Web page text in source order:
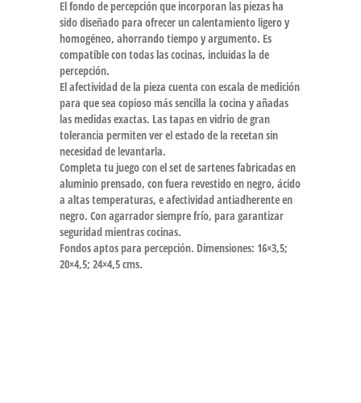
El fondo de percepción que incorporan las piezas ha
sido diseñado para ofrecer un calentamiento ligero y
homogéneo, ahorrando tiempo y argumento. Es
compatible con todas las cocinas, incluidas la de
percepción.
El afectividad de la pieza cuenta con escala de medición
para que sea copioso más sencilla la cocina y añadas
las medidas exactas. Las tapas en vidrio de gran
tolerancia permiten ver el estado de la recetan sin
necesidad de levantarla.
Completa tu juego con el set de sartenes fabricadas en
aluminio prensado, con fuera revestido en negro, ácido
a altas temperaturas, e afectividad antiadherente en
negro. Con agarrador siempre frío, para garantizar
seguridad mientras cocinas.
Fondos aptos para percepción. Dimensiones: 16×3,5;
20×4,5; 24×4,5 cms.